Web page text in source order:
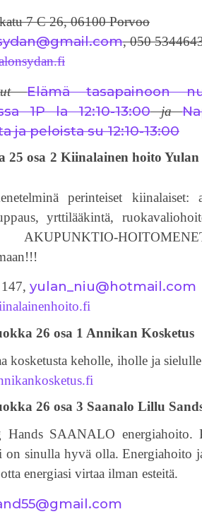
7 C 26, 06100 Porvoo
, 050
Elämä tasapainoon
1P la 12:10-13:00ja
ja peloista su 12:10-13:00
25 osa 2 Kiinalainen hoito
perinteiset kiinalaiset:
yrttilääkintä,
yulan_niu@hotmail.com
26 osa 1 Annikan Kosketus
kosketusta keholle, iholle ja sielulle
26 osa 3 Saanalo Lillu
Hands SAANALO energiahoito.
on sinulla hyvä olla. Energiahoito
energiasi virtaa ilman esteitä.